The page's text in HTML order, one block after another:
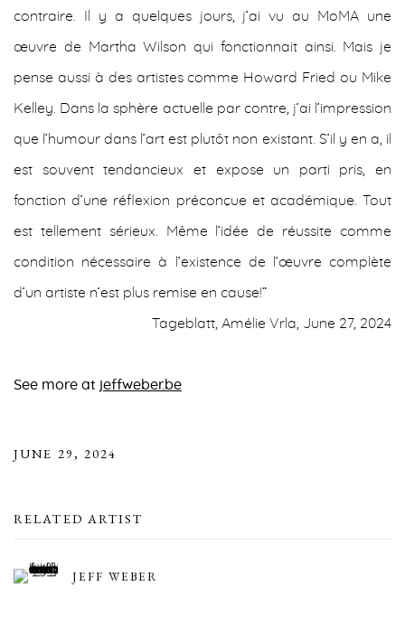
contraire. Il y a quelques jours, j’ai vu au MoMA une
œuvre de Martha Wilson qui fonctionnait ainsi. Mais je
pense aussi à des artistes comme Howard Fried ou Mike
Kelley. Dans la sphère actuelle par contre, j’ai l’impression
que l’humour dans l’art est plutôt non existant. S’il y en a, il
est souvent tendancieux et expose un parti pris, en
fonction d’une réflexion préconçue et académique. Tout
est tellement sérieux. Même l’idée de réussite comme
condition nécessaire à l’existence de l’œuvre complète
d’un artiste n’est plus remise en cause!“
Tageblatt, Amélie Vrla, June 27, 2024
See more at jeffweber.be
JUNE 29, 2024
RELATED ARTIST
JEFF WEBER